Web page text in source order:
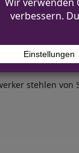
stehlen von